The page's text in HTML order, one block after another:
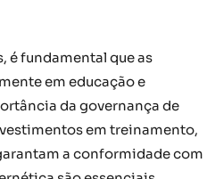
é fundamental que as
em educação e
da governança de
em treinamento,
a conformidade com